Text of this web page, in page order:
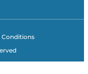
Conditions